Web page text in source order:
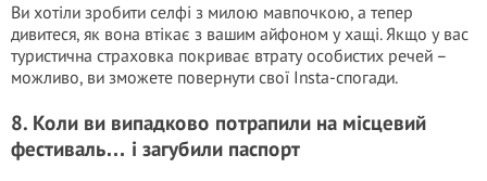
Ви хотіли зробити селфі з милою мавпочкою, а тепер
дивитеся, як вона втікає з вашим айфоном у хащі. Якщо у вас
туристична страховка покриває втрату особистих речей –
можливо, ви зможете повернути свої Insta-спогади.
8. Коли ви випадково потрапили на місцевий
фестиваль… і загубили паспорт